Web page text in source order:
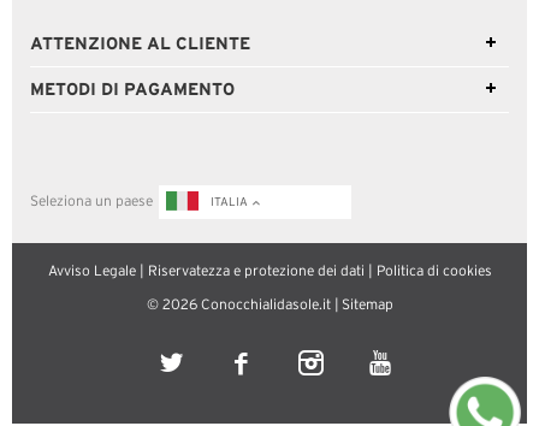
ATTENZIONE AL CLIENTE
METODI DI PAGAMENTO
Seleziona un paese ITALIA
Avviso Legale| Riservatezza e protezione dei dati Politica di cookies
© 2026 Conocchialidasole.it | Sitemap